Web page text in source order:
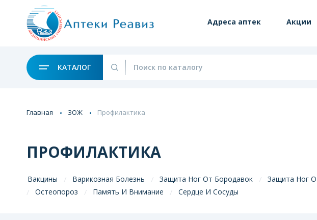
Адреса аптек Акции
КАТАЛОГ
Главная ЗОЖ Профилактика
ПРОФИЛАКТИКА
Вакцины Варикозная Болезнь Защита Ног От Бородавок Защита Ног
Остеопороз
Память И Внимание Сердце И Сосуды